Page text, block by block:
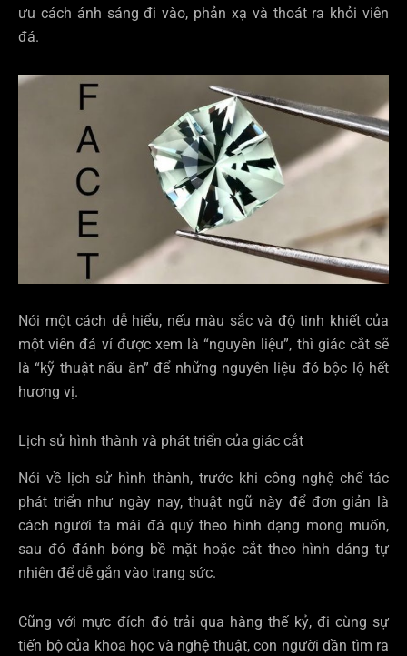
ưu cách ánh sáng đi vào, phản xạ và thoát ra khỏi viên
đá.
Nói một cách dễ hiểu, nếu màu sắc và độ tinh khiết của
một viên đá ví được xem là “nguyên liệu”, thì giác cắt sẽ
là “kỹ thuật nấu ăn” để những nguyên liệu đó bộc lộ hết
hương vị.
Lịch sử hình thành và phát triển của giác cắt
Nói về lịch sử hình thành, trước khi công nghệ chế tác
phát triển như ngày nay, thuật ngữ này để đơn giản là
cách người ta mài đá quý theo hình dạng mong muốn,
sau đó đánh bóng bề mặt hoặc cắt theo hình dáng tự
nhiên để dễ gắn vào trang sức.
Cũng với mực đích đó trải qua hàng thế kỷ, đi cùng sự
tiến bộ của khoa học và nghệ thuật, con người dần tìm ra